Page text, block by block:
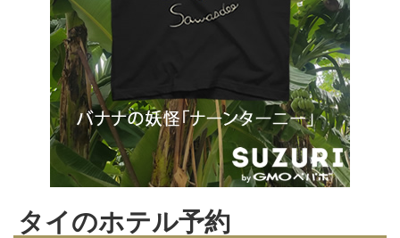
タイのホテル予約